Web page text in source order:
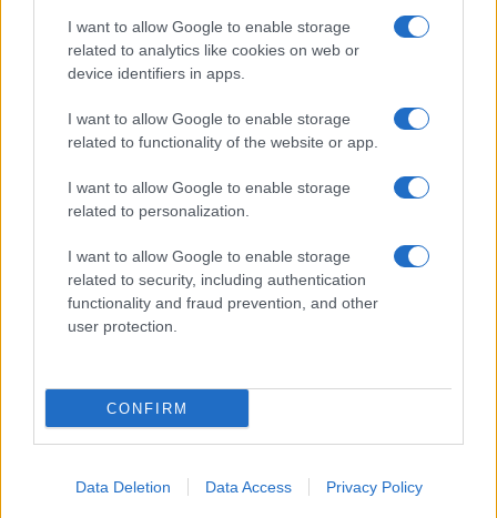
I want to allow Google to enable storage
related to analytics like cookies on web or
device identifiers in apps.
I want to allow Google to enable storage
related to functionality of the website or app.
I want to allow Google to enable storage
related to personalization.
I want to allow Google to enable storage
related to security, including authentication
functionality and fraud prevention, and other
user protection.
CONFIRM
Data Deletion Data Access Privacy Policy
desarrollos.
Staff